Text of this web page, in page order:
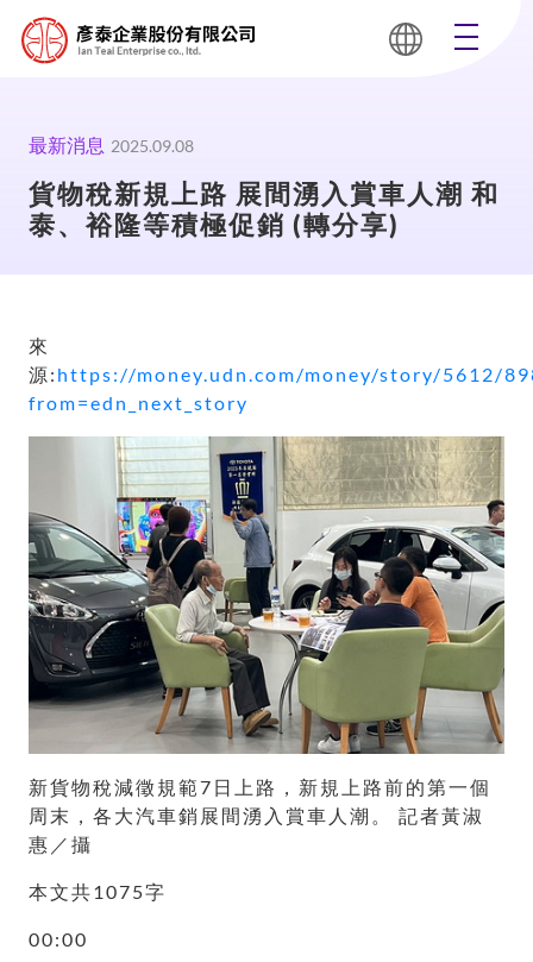
最新消息 2025.09.08
貨物稅新規上路 展間湧入賞車人潮 和
泰、裕隆等積極促銷 (轉分享)
來
源: https://money.udn.com/money/story/5612/
from=edn_next_story
新貨物稅減徵規範7日上路，新規上路前的第一個
周末，各大汽車銷展間湧入賞車人潮。 記者黃淑
惠／攝
本文共1075字
00:00